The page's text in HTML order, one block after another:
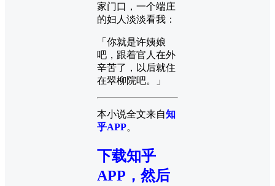
家门口，一个端庄
的妇人淡淡看我：
「你就是许姨娘
吧，跟着官人在外
辛苦了，以后就住
在翠柳院吧。」
本小说全文来自知
乎APP。
下载知乎
APP，然后